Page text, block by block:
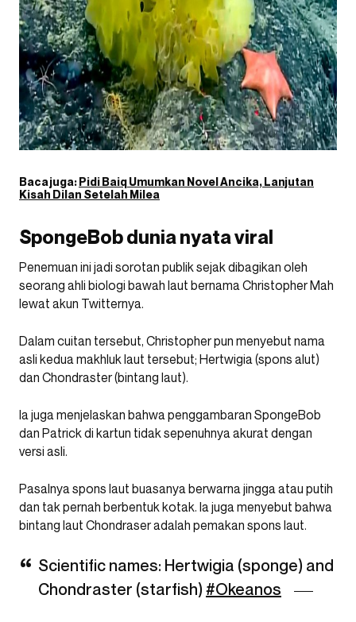
Baca juga:Pidi Baiq Umumkan Novel Ancika, Lanjutan
Kisah Dilan Setelah Milea
SpongeBob dunia nyata viral
Penemuan ini jadi sorotan publik sejak dibagikan oleh
seorang ahli biologi bawah laut bernama Christopher Mah
lewat akun Twitternya.
Dalam cuitan tersebut, Christopher pun menyebut nama
asli kedua makhluk laut tersebut; Hertwigia (spons alut)
dan Chondraster (bintang laut).
Ia juga menjelaskan bahwa penggambaran SpongeBob
dan Patrick di kartun tidak sepenuhnya akurat dengan
versi asli.
Pasalnya spons laut buasanya berwarna jingga atau putih
dan tak pernah berbentuk kotak. Ia juga menyebut bahwa
bintang laut Chondraser adalah pemakan spons laut.
Scientific names: Hertwigia (sponge) and
Chondraster (starfish) #Okeanos